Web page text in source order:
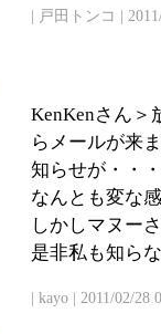
| 戸田トンコ |
KenKenさん＞
らメールが来
知らせが・・・
なんとも変な
しかしマヌー
是非私も知ら
| kayo | 2011/02/28